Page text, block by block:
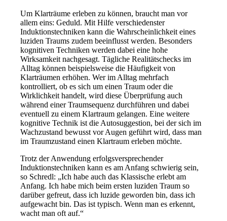
Um Klarträume erleben zu können, braucht man vor
allem eins: Geduld. Mit Hilfe verschiedenster
Induktionstechniken kann die Wahrscheinlichkeit eines
luziden Traums zudem beeinflusst werden. Besonders
kognitiven Techniken werden dabei eine hohe
Wirksamkeit nachgesagt. Tägliche Realitätschecks im
Alltag können beispielsweise die Häufigkeit von
Klarträumen erhöhen. Wer im Alltag mehrfach
kontrolliert, ob es sich um einen Traum oder die
Wirklichkeit handelt, wird diese Überprüfung auch
während einer Traumsequenz durchführen und dabei
eventuell zu einem Klartraum gelangen. Eine weitere
kognitive Technik ist die Autosuggestion, bei der sich im
Wachzustand bewusst vor Augen geführt wird, dass man
im Traumzustand einen Klartraum erleben möchte.
Trotz der Anwendung erfolgsversprechender
Induktionstechniken kann es am Anfang schwierig sein,
so Schredl: „Ich habe auch das Klassische erlebt am
Anfang. Ich habe mich beim ersten luziden Traum so
darüber gefreut, dass ich luzide geworden bin, dass ich
aufgewacht bin. Das ist typisch. Wenn man es erkennt,
wacht man oft auf.“